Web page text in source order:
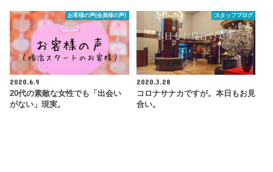
お客様の声(会員様の声)
2020.6.9
20代の素敵な女性でも「出会い
がない」現実。
スタッフブログ
2020.3.28
コロナサナカですが。本日もお見
合い。